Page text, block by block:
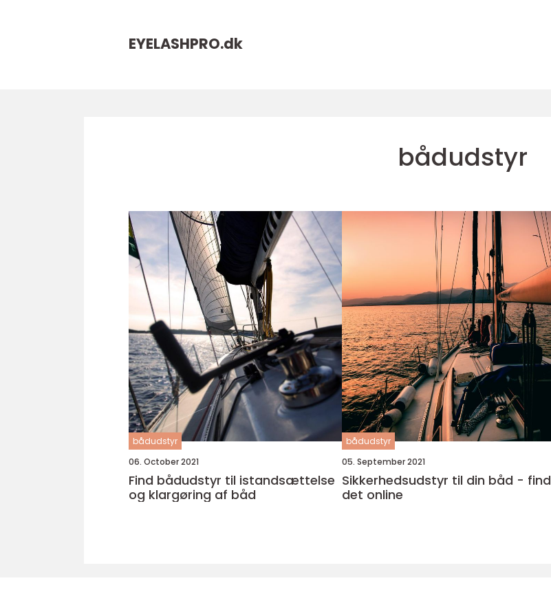
EYELASHPRO.dk
bådudstyr
bådudstyr
06. October 2021
Find bådudstyr til istandsættelse
og klargøring af båd
bådudstyr
05. September 2021
Sikkerhedsudstyr til din båd - find
det online